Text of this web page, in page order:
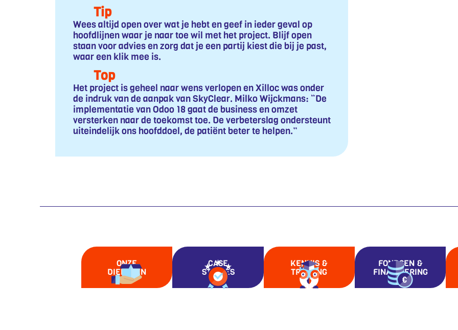
Tip
Wees altijd open over wat je hebt en geef in ieder geval op
hoofdlijnen waar je naar toe wil met het project. Blijf open
staan voor advies en zorg dat je een partij kiest die bij je past,
waar een klik mee is.
Top
Het project is geheel naar wens verlopen en Xilloc was onder
de indruk van de aanpak van SkyClear. Milko Wijckmans: “De
implementatie van Odoo 18 gaat de business en omzet
versterken naar de toekomst toe. De verbeterslag ondersteunt
uiteindelijk ons hoofddoel, de patiënt beter te helpen.”
ONZE
DIENSTEN
CASE
STUDIES
KENNIS &
TRAINING
FONDSEN &
FINANCIERING